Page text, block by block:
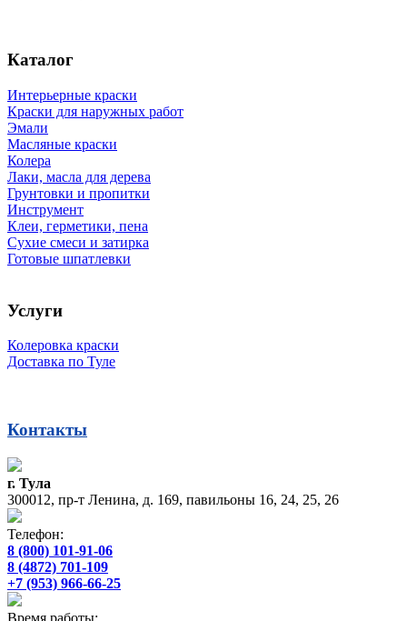
Каталог
Интерьерные краски
Краски для наружных работ
Эмали
Масляные краски
Колера
Лаки, масла для дерева
Грунтовки и пропитки
Инструмент
Клеи, герметики, пена
Сухие смеси и затирка
Готовые шпатлевки
Услуги
Колеровка краски
Доставка по Туле
Контакты
г. Тула
300012, пр-т Ленина, д. 169, павильоны 16, 24, 25, 26
Телефон:
8 (800) 101-91-06
8 (4872) 701-109
+7 (953) 966-66-25
Время работы: